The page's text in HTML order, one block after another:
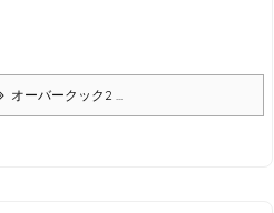
オーバークック2 ...